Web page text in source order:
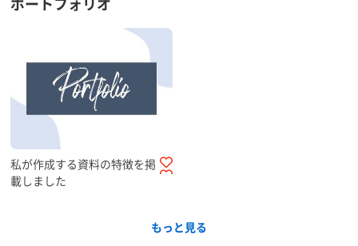
私が作成する資料の特徴を掲
載しました
もっと見る